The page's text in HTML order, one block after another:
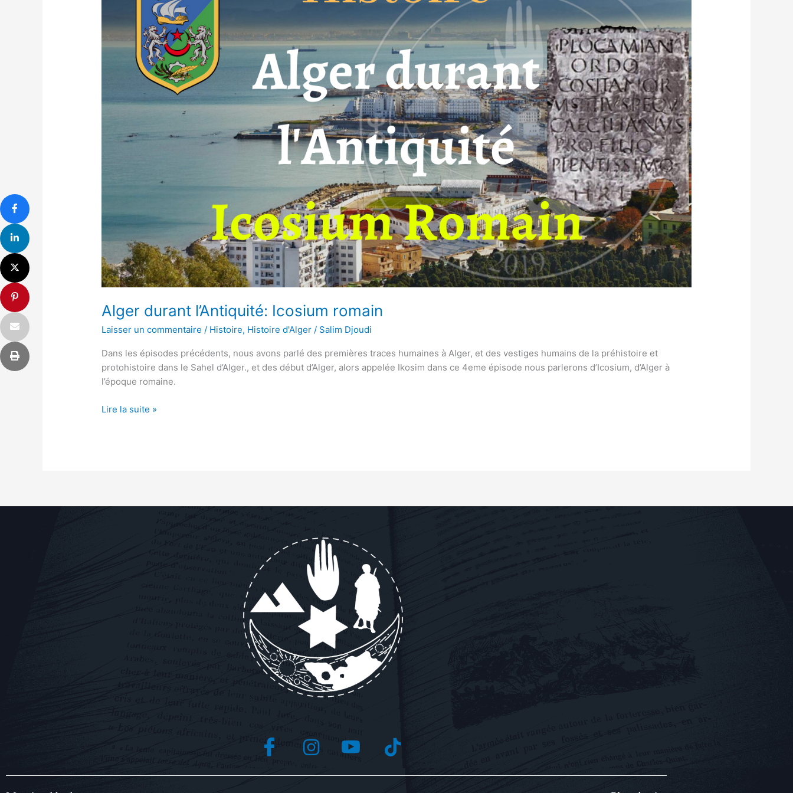
Alger durant l’Antiquité: Icosium romain
Laisser un commentaire / Histoire, Histoire d'Alger / Salim Djoudi
Dans les épisodes précédents, nous avons parlé des premières traces humaines à Alger, et des vestiges humains de la préhistoire et
protohistoire dans le Sahel d’Alger., et des début d’Alger, alors appelée Ikosim dans ce 4eme épisode nous parlerons d’Icosium, d’Alger à
l’époque romaine.
Lire la suite »